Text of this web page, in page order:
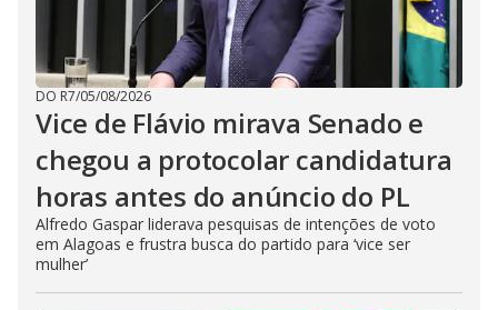
DO R7/05/08/2026
Vice de Flávio mirava Senado e
chegou a protocolar candidatura
horas antes do anúncio do PL
Alfredo Gaspar liderava pesquisas de intenções de voto
em Alagoas e frustra busca do partido para ‘vice ser
mulher’